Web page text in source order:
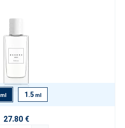
ml 1.5 ml
27.80 €